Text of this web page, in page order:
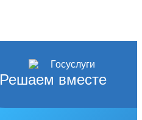
Решаем вместе